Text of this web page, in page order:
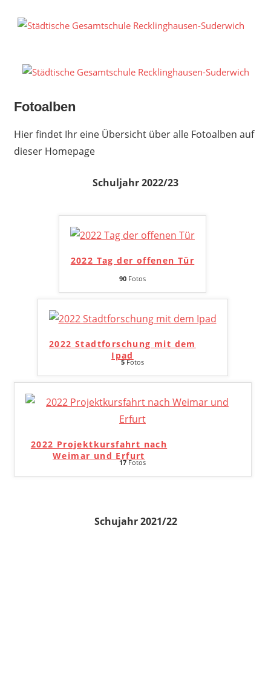
Inhalt
Fotoalben
Hier findet Ihr eine Übersicht über alle Fotoalben auf
dieser Homepage
Schuljahr 2022/23
2022 Tag der offenen Tür
90 Fotos
2022 Stadtforschung mit dem
Ipad
5Fotos
2022 Projektkursfahrt nach
Weimar und Erfurt
17Fotos
Schujahr 2021/22